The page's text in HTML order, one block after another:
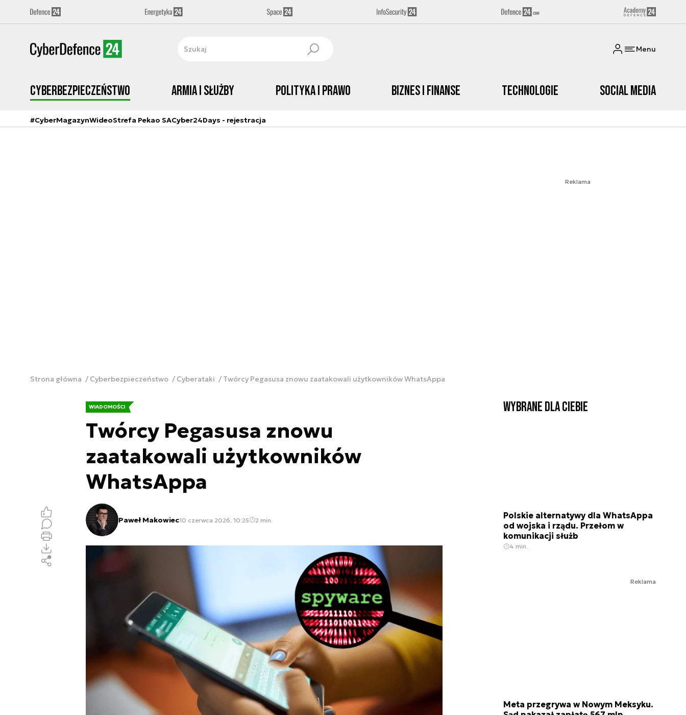
Menu
Cyberbezpieczeństwo Armia i Służby Polityka i prawo Biznes i Finanse Technologie Social media
#CyberMagazynWideoStrefa Pekao SACyber24Days - rejestracja
Reklama
Strona główna Cyberbezpieczeństwo Cyberataki Twórcy Pegasusa znowu zaatakowali użytkowników WhatsAppa
WIADOMOŚCI
Twórcy Pegasusa znowu
zaatakowali użytkowników
WhatsAppa
Paweł Makowiec10 czerwca 2026, 10:25 2 min.
Wybrane dla Ciebie
Polskie alternatywy dla WhatsAppa
od wojska i rządu. Przełom w
komunikacji służb
4 min.
Reklama
Meta przegrywa w Nowym Meksyku.